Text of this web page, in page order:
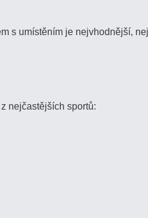
s umístěním je nejvhodnější,
nejčastějších sportů: